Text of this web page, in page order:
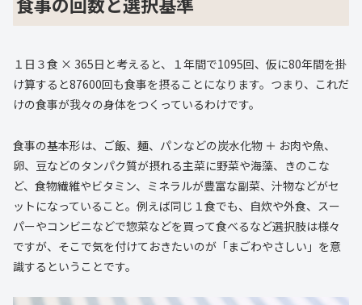
１日３食 × 365日と考えると、１年間で1095回、仮に80年間を掛
け算すると87600回も食事を摂ることになります。つまり、これだ
けの食事が我々の身体をつくっているわけです。
食事の基本形は、ご飯、麺、パンなどの炭水化物 ＋ お肉や魚、
卵、豆などのタンパク質が摂れる主菜に野菜や海藻、きのこな
ど、食物繊維やビタミン、ミネラルが豊富な副菜、汁物などがセ
ットになっていること。例えば同じ１食でも、自炊や外食、スー
パーやコンビニなどで惣菜などを買って食べるなど選択肢は様々
ですが、そこで気を付けておきたいのが「まごわやさしい」を意
識するということです。